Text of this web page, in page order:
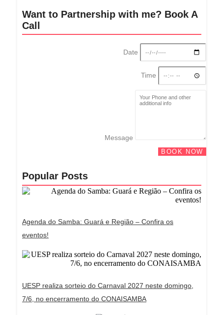
Want to Partnership with me? Book A
Call
Date
Time
Message
BOOK NOW
Popular Posts
Agenda do Samba: Guará e Região – Confira os
eventos!
UESP realiza sorteio do Carnaval 2027 neste domingo,
7/6, no encerramento do CONAISAMBA